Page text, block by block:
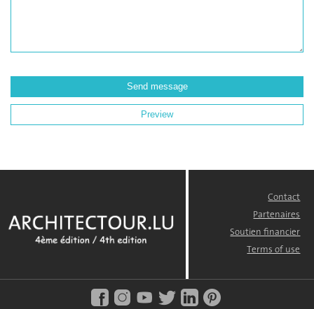
Contact
Partenaires
Soutien financier
Terms of use